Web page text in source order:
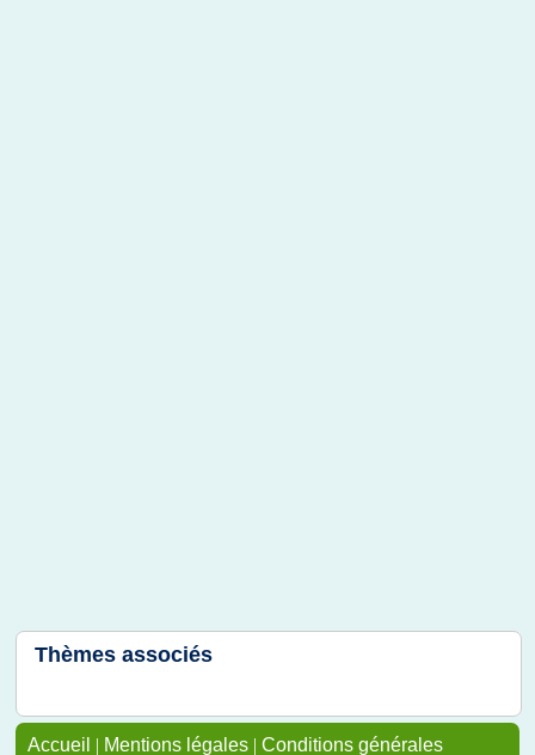
Thèmes associés
Accueil | Mentions légales | Conditions générales